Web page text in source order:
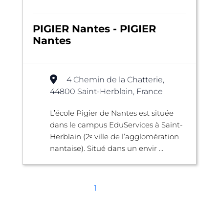
PIGIER Nantes - PIGIER
Nantes
4 Chemin de la Chatterie,
44800 Saint-Herblain, France
L’école Pigier de Nantes est située
dans le campus EduServices à Saint-
Herblain (2ᵉ ville de l’agglomération
nantaise). Situé dans un envir ...
1